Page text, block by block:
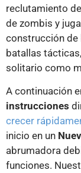
reclutamiento
de zombis y
construcción de
batallas
solitario como
A continuación
instrucciones
crecer
inicio en un
abrumadora
funciones.